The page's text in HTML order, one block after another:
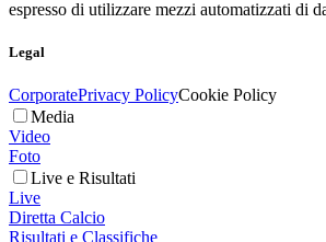
espresso di utilizzare mezzi automatizzati di
Legal
CorporatePrivacy PolicyCookie Policy
Media
Video
Foto
Live e Risultati
Live
Diretta Calcio
Risultati e Classifiche